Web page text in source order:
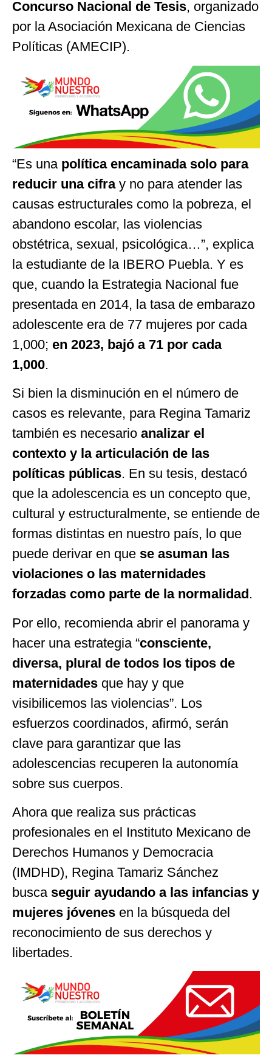
Concurso Nacional de Tesis, organizado
por la Asociación Mexicana de Ciencias
Políticas (AMECIP).
“Es una política encaminada solo para
reducir una cifray no para atender las
causas estructurales como la pobreza, el
abandono escolar, las violencias
obstétrica, sexual, psicológica…”, explica
la estudiante de la IBERO Puebla. Y es
que, cuando la Estrategia Nacional fue
presentada en 2014, la tasa de embarazo
adolescente era de 77 mujeres por cada
1,000; en 2023, bajó a 71 por cada
1,000.
Si bien la disminución en el número de
casos es relevante, para Regina Tamariz
también es necesario analizar el
contexto y la articulación de las
políticas públicas. En su tesis, destacó
que la adolescencia es un concepto que,
cultural y estructuralmente, se entiende de
formas distintas en nuestro país, lo que
puede derivar en que se asuman las
violaciones o las maternidades
forzadas como parte de la normalidad .
Por ello, recomienda abrir el panorama y
hacer una estrategia “consciente,
diversa, plural de todos los tipos de
maternidades que hay y que
visibilicemos las violencias”. Los
esfuerzos coordinados, afirmó, serán
clave para garantizar que las
adolescencias recuperen la autonomía
sobre sus cuerpos.
Ahora que realiza sus prácticas
profesionales en el Instituto Mexicano de
Derechos Humanos y Democracia
(IMDHD), Regina Tamariz Sánchez
busca seguir ayudando a las infancias y
mujeres jóvenes en la búsqueda del
reconocimiento de sus derechos y
libertades.